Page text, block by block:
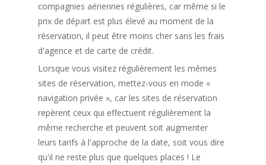
compagnies aériennes régulières, car même si le
prix de départ est plus élevé au moment de la
réservation, il peut être moins cher sans les frais
d'agence et de carte de crédit.
Lorsque vous visitez régulièrement les mêmes
sites de réservation, mettez-vous en mode «
navigation privée », car les sites de réservation
repèrent ceux qui effectuent régulièrement la
même recherche et peuvent soit augmenter
leurs tarifs à l'approche de la date, soit vous dire
qu'il ne reste plus que quelques places ! Le